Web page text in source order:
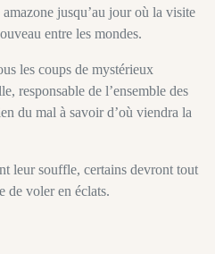
jusqu’au jour où la visite
entre les mondes.
les coups de mystérieux
responsable de l’ensemble des
du mal à savoir d’où viendra la
leur souffle, certains devront tout
de voler en éclats.